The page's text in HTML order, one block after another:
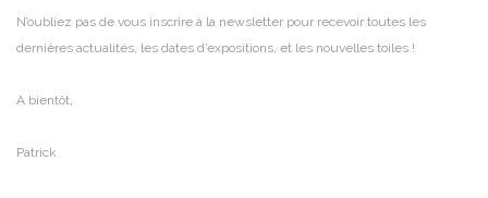
N’oubliez pas de vous inscrire à la newsletter pour recevoir toutes les
dernières actualités, les dates d’expositions, et les nouvelles toiles !
A bientôt,
Patrick